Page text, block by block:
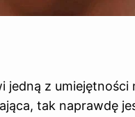
jedną z
tak naprawdę